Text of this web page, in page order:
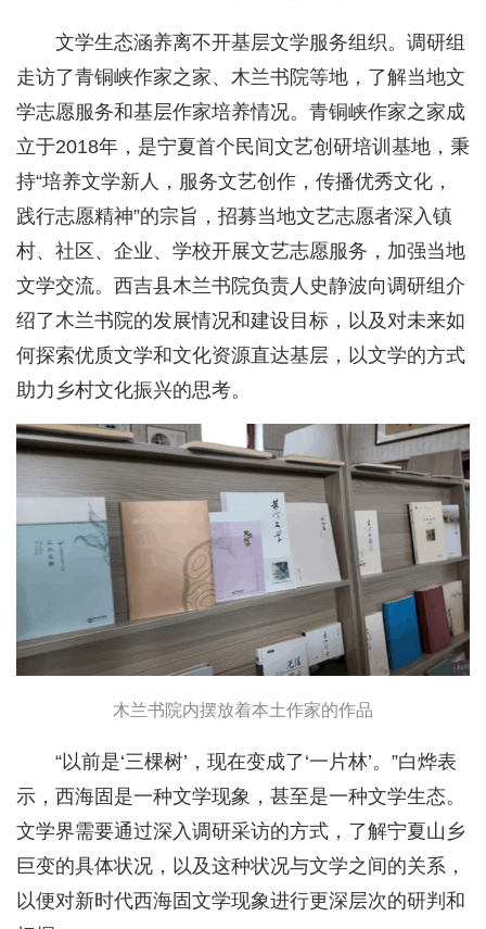
文学生态涵养离不开基层文学服务组织。调研组
走访了青铜峡作家之家、木兰书院等地，了解当地文
学志愿服务和基层作家培养情况。青铜峡作家之家成
立于2018年，是宁夏首个民间文艺创研培训基地，秉
持“培养文学新人，服务文艺创作，传播优秀文化，
践行志愿精神”的宗旨，招募当地文艺志愿者深入镇
村、社区、企业、学校开展文艺志愿服务，加强当地
文学交流。西吉县木兰书院负责人史静波向调研组介
绍了木兰书院的发展情况和建设目标，以及对未来如
何探索优质文学和文化资源直达基层，以文学的方式
助力乡村文化振兴的思考。
木兰书院内摆放着本土作家的作品
“以前是‘三棵树’，现在变成了‘一片林’。”白烨表
示，西海固是一种文学现象，甚至是一种文学生态。
文学界需要通过深入调研采访的方式，了解宁夏山乡
巨变的具体状况，以及这种状况与文学之间的关系，
以便对新时代西海固文学现象进行更深层次的研判和